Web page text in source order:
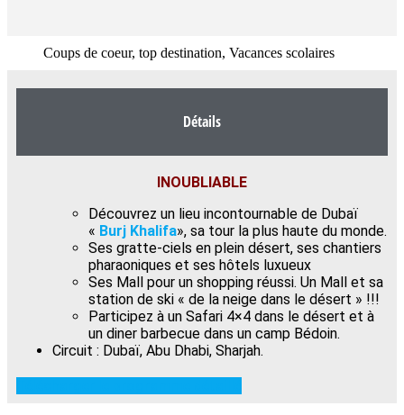
Coups de coeur, top destination, Vacances scolaires
Détails
INOUBLIABLE
Découvrez un lieu incontournable de Dubaï
« Burj Khalifa», sa tour la plus haute du monde.
Ses gratte-ciels en plein désert, ses chantiers
pharaoniques et ses hôtels luxueux
Ses Mall pour un shopping réussi. Un Mall et sa
station de ski « de la neige dans le désert » !!!
Participez à un Safari 4×4 dans le désert et à
un diner barbecue dans un camp Bédoin.
Circuit : Dubaï, Abu Dhabi, Sharjah.